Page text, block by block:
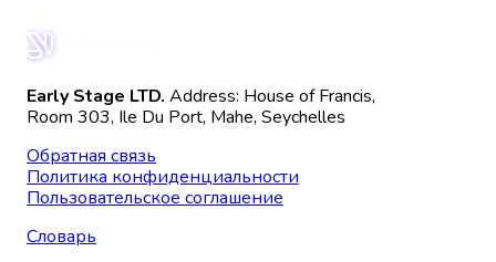
Early Stage LTD. Address: House of Francis,
Room 303, Ile Du Port, Mahe, Seychelles
Обратная связь
Политика конфиденциальности
Пользовательское соглашение
Словарь